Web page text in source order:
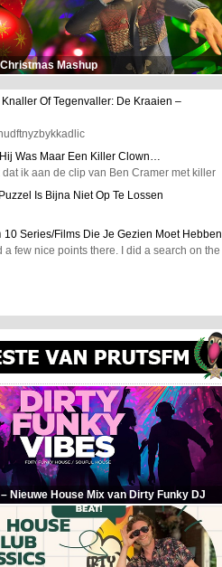
Mashup
Knaller Of Tegenvaller: De Kraaien –
Hij Was Maar Een Killer Clown…
ik aan de clip van Ben Cramer met killer
Is Bijna Niet Op Te Lossen
10 Series/Films Die Je Gezien Moet Hebben
a few nice points there. I did a search on the
Nieuwe House Mix van Dirty Funky DJ